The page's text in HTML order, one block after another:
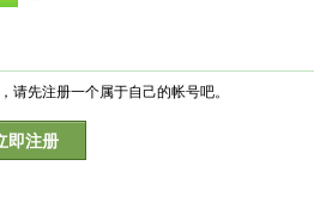
请先注册一个属于自己的帐号吧。
即注册